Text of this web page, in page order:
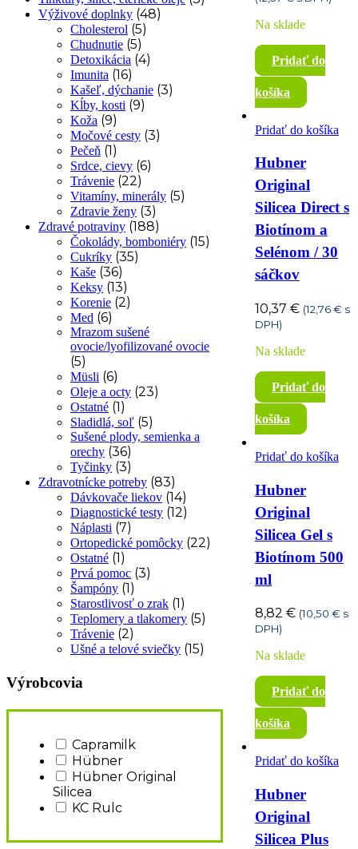
Výživové doplnky (48)
Cholesterol (5)
Chudnutie (5)
Detoxikácia (4)
Imunita (16)
Kašeľ, dýchanie (3)
Kĺby, kosti (9)
Koža (9)
Močové cesty (3)
Pečeň (1)
Srdce, cievy (6)
Trávenie (22)
Vitamíny, minerály (5)
Zdravie ženy (3)
Zdravé potraviny (188)
Čokolády, bomboniéry (15)
Cukríky (35)
Kaše (36)
Keksy (13)
Korenie (2)
Med (6)
Mrazom sušené
ovocie/lyofilizované ovocie
(5)
Müsli (6)
Oleje a octy (23)
Ostatné (1)
Sladidlá, soľ (5)
Sušené plody, semienka a
orechy (36)
Tyčinky (3)
Zdravotnícke potreby (83)
Dávkovače liekov (14)
Diagnostické testy (12)
Náplasti (7)
Ortopedické pomôcky (22)
Ostatné (1)
Prvá pomoc (3)
Šampóny (1)
Starostlivosť o zrak (1)
Teplomery a tlakomery (5)
Trávenie (2)
Ušné a telové sviečky (15)
Výrobcovia
Capramilk
Hübner
Hübner Original
Silicea
KC Rulc
12,50 €.
Na sklade
Pridať do
košíka
Pridať do košíka
Hubner
Original
Silicea Direct s
Biotínom a
Selénom / 30
sáčkov
10,37 € (12,76€ s
DPH)
Na sklade
Pridať do
košíka
Pridať do košíka
Hubner
Original
Silicea Gel s
Biotínom 500
ml
8,82 € (10,50 € s
DPH)
Na sklade
Pridať do
košíka
Pridať do košíka
Hubner
Original
Silicea Plus